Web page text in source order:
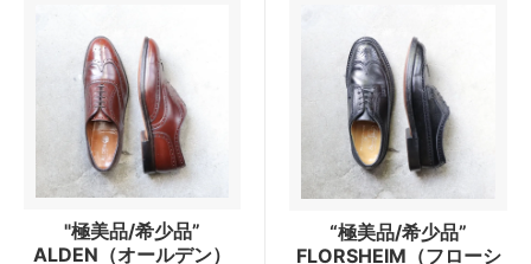
"極美品/希少品”
ALDEN（オールデン）
“極美品/希少品”
FLORSHEIM（フローシ